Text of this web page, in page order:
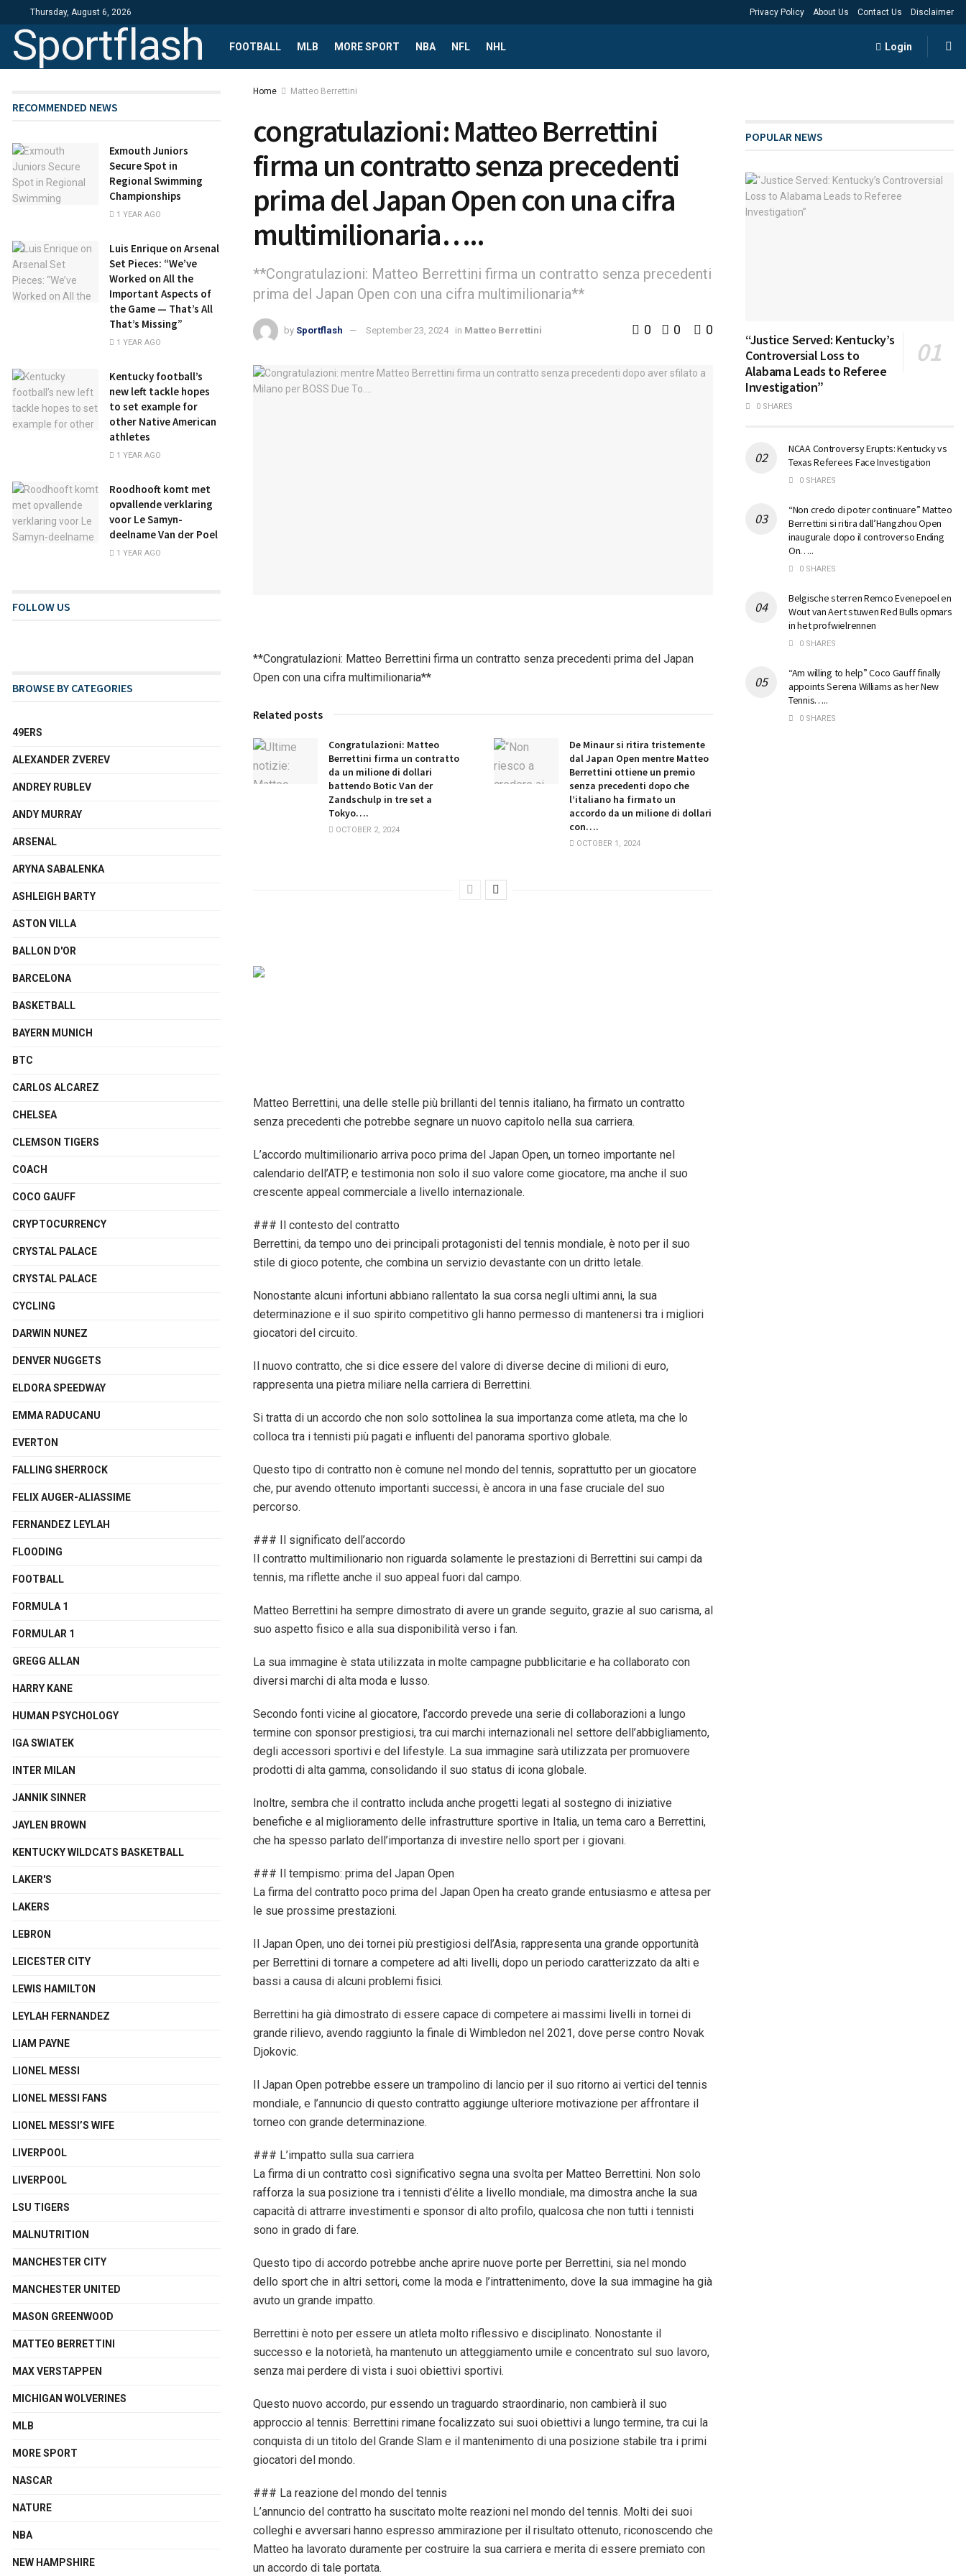
Thursday, August 6, 2026 Privacy Policy About Us Contact Us Disclaimer
Sportflash FOOTBALL MLB MORE SPORT NBA NFL NHL Login
Home Matteo Berrettini
congratulazioni: Matteo Berrettini
firma un contratto senza precedenti
prima del Japan Open con una cifra
multimilionaria…..
**Congratulazioni: Matteo Berrettini firma un contratto senza precedenti
prima del Japan Open con una cifra multimilionaria**
by Sportflash September 23, 2024 in Matteo Berrettini 0 0 0
**Congratulazioni: Matteo Berrettini firma un contratto senza precedenti prima del Japan
Open con una cifra multimilionaria**
Related posts
Congratulazioni: Matteo
Berrettini firma un contratto
da un milione di dollari
battendo Botic Van der
Zandschulp in tre set a
Tokyo….
OCTOBER 2, 2024
De Minaur si ritira tristemente
dal Japan Open mentre Matteo
Berrettini ottiene un premio
senza precedenti dopo che
l’italiano ha firmato un
accordo da un milione di dollari
con….
OCTOBER 1, 2024
Matteo Berrettini, una delle stelle più brillanti del tennis italiano, ha firmato un contratto
senza precedenti che potrebbe segnare un nuovo capitolo nella sua carriera.
L’accordo multimilionario arriva poco prima del Japan Open, un torneo importante nel
calendario dell’ATP, e testimonia non solo il suo valore come giocatore, ma anche il suo
crescente appeal commerciale a livello internazionale.
### Il contesto del contratto
Berrettini, da tempo uno dei principali protagonisti del tennis mondiale, è noto per il suo
stile di gioco potente, che combina un servizio devastante con un dritto letale.
Nonostante alcuni infortuni abbiano rallentato la sua corsa negli ultimi anni, la sua
determinazione e il suo spirito competitivo gli hanno permesso di mantenersi tra i migliori
giocatori del circuito.
Il nuovo contratto, che si dice essere del valore di diverse decine di milioni di euro,
rappresenta una pietra miliare nella carriera di Berrettini.
Si tratta di un accordo che non solo sottolinea la sua importanza come atleta, ma che lo
colloca tra i tennisti più pagati e influenti del panorama sportivo globale.
Questo tipo di contratto non è comune nel mondo del tennis, soprattutto per un giocatore
che, pur avendo ottenuto importanti successi, è ancora in una fase cruciale del suo
percorso.
### Il significato dell’accordo
Il contratto multimilionario non riguarda solamente le prestazioni di Berrettini sui campi da
tennis, ma riflette anche il suo appeal fuori dal campo.
Matteo Berrettini ha sempre dimostrato di avere un grande seguito, grazie al suo carisma, al
suo aspetto fisico e alla sua disponibilità verso i fan.
La sua immagine è stata utilizzata in molte campagne pubblicitarie e ha collaborato con
diversi marchi di alta moda e lusso.
Secondo fonti vicine al giocatore, l’accordo prevede una serie di collaborazioni a lungo
termine con sponsor prestigiosi, tra cui marchi internazionali nel settore dell’abbigliamento,
degli accessori sportivi e del lifestyle. La sua immagine sarà utilizzata per promuovere
prodotti di alta gamma, consolidando il suo status di icona globale.
Inoltre, sembra che il contratto includa anche progetti legati al sostegno di iniziative
benefiche e al miglioramento delle infrastrutture sportive in Italia, un tema caro a Berrettini,
che ha spesso parlato dell’importanza di investire nello sport per i giovani.
### Il tempismo: prima del Japan Open
La firma del contratto poco prima del Japan Open ha creato grande entusiasmo e attesa per
le sue prossime prestazioni.
Il Japan Open, uno dei tornei più prestigiosi dell’Asia, rappresenta una grande opportunità
per Berrettini di tornare a competere ad alti livelli, dopo un periodo caratterizzato da alti e
bassi a causa di alcuni problemi fisici.
Berrettini ha già dimostrato di essere capace di competere ai massimi livelli in tornei di
grande rilievo, avendo raggiunto la finale di Wimbledon nel 2021, dove perse contro Novak
Djokovic.
Il Japan Open potrebbe essere un trampolino di lancio per il suo ritorno ai vertici del tennis
mondiale, e l’annuncio di questo contratto aggiunge ulteriore motivazione per affrontare il
torneo con grande determinazione.
### L’impatto sulla sua carriera
La firma di un contratto così significativo segna una svolta per Matteo Berrettini. Non solo
rafforza la sua posizione tra i tennisti d’élite a livello mondiale, ma dimostra anche la sua
capacità di attrarre investimenti e sponsor di alto profilo, qualcosa che non tutti i tennisti
sono in grado di fare.
Questo tipo di accordo potrebbe anche aprire nuove porte per Berrettini, sia nel mondo
dello sport che in altri settori, come la moda e l’intrattenimento, dove la sua immagine ha già
avuto un grande impatto.
Berrettini è noto per essere un atleta molto riflessivo e disciplinato. Nonostante il
successo e la notorietà, ha mantenuto un atteggiamento umile e concentrato sul suo lavoro,
senza mai perdere di vista i suoi obiettivi sportivi.
Questo nuovo accordo, pur essendo un traguardo straordinario, non cambierà il suo
approccio al tennis: Berrettini rimane focalizzato sui suoi obiettivi a lungo termine, tra cui la
conquista di un titolo del Grande Slam e il mantenimento di una posizione stabile tra i primi
giocatori del mondo.
### La reazione del mondo del tennis
L’annuncio del contratto ha suscitato molte reazioni nel mondo del tennis. Molti dei suoi
colleghi e avversari hanno espresso ammirazione per il risultato ottenuto, riconoscendo che
Matteo ha lavorato duramente per costruire la sua carriera e merita di essere premiato con
un accordo di tale portata.
RECOMMENDED NEWS
Exmouth Juniors
Secure Spot in
Regional Swimming
Championships
1 YEAR AGO
Luis Enrique on Arsenal
Set Pieces: “We’ve
Worked on All the
Important Aspects of
the Game — That’s All
That’s Missing”
1 YEAR AGO
Kentucky football’s
new left tackle hopes
to set example for
other Native American
athletes
1 YEAR AGO
Roodhooft komt met
opvallende verklaring
voor Le Samyn-
deelname Van der Poel
1 YEAR AGO
FOLLOW US
BROWSE BY CATEGORIES
49ERS
ALEXANDER ZVEREV
ANDREY RUBLEV
ANDY MURRAY
ARSENAL
ARYNA SABALENKA
ASHLEIGH BARTY
ASTON VILLA
BALLON D'OR
BARCELONA
BASKETBALL
BAYERN MUNICH
BTC
CARLOS ALCAREZ
CHELSEA
CLEMSON TIGERS
COACH
COCO GAUFF
CRYPTOCURRENCY
CRYSTAL PALACE
CRYSTAL PALACE
CYCLING
DARWIN NUNEZ
DENVER NUGGETS
ELDORA SPEEDWAY
EMMA RADUCANU
EVERTON
FALLING SHERROCK
FELIX AUGER-ALIASSIME
FERNANDEZ LEYLAH
FLOODING
FOOTBALL
FORMULA 1
FORMULAR 1
GREGG ALLAN
HARRY KANE
HUMAN PSYCHOLOGY
IGA SWIATEK
INTER MILAN
JANNIK SINNER
JAYLEN BROWN
KENTUCKY WILDCATS BASKETBALL
LAKER'S
LAKERS
LEBRON
LEICESTER CITY
LEWIS HAMILTON
LEYLAH FERNANDEZ
LIAM PAYNE
LIONEL MESSI
LIONEL MESSI FANS
LIONEL MESSI’S WIFE
LIVERPOOL
LIVERPOOL
LSU TIGERS
MALNUTRITION
MANCHESTER CITY
MANCHESTER UNITED
MASON GREENWOOD
MATTEO BERRETTINI
MAX VERSTAPPEN
MICHIGAN WOLVERINES
MLB
MORE SPORT
NASCAR
NATURE
NBA
NEW HAMPSHIRE
POPULAR NEWS
“Justice Served: Kentucky’s
Controversial Loss to
Alabama Leads to Referee
Investigation”
0 SHARES
NCAA Controversy Erupts: Kentucky vs
Texas Referees Face Investigation
0 SHARES
“Non credo di poter continuare” Matteo
Berrettini si ritira dall’Hangzhou Open
inaugurale dopo il controverso Ending
On…..
0 SHARES
Belgische sterren Remco Evenepoel en
Wout van Aert stuwen Red Bulls opmars
in het profwielrennen
0 SHARES
“Am willing to help” Coco Gauff finally
appoints Serena Williams as her New
Tennis…..
0 SHARES